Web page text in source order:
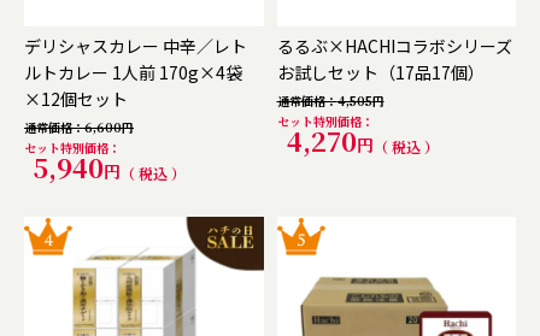
デリシャスカレー 中辛／レト
ルトカレー 1人前 170g×4袋
×12個セット
通常価格
6,600
セット特別価格
5,940 税込
るるぶ×HACHIコラボシリーズ
お試しセット（17品17個）
通常価格
4,505
セット特別価格
4,270 税込